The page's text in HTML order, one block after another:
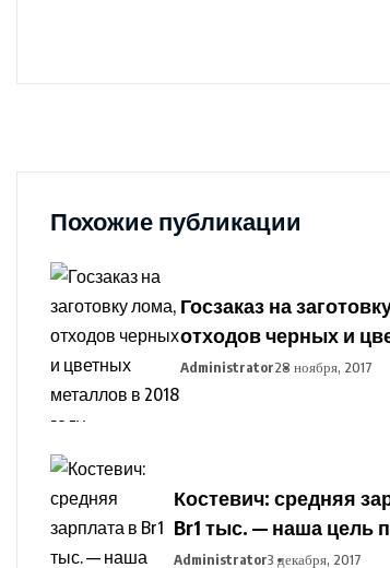
Похожие публикации
Госзаказ на
отходов черных и
металлов в 2018 году
Administrator28 ноября, 2017
Костевич: средняя
Br1 тыс. — наша цель
стране, но
Administrator3 декабря, 2017